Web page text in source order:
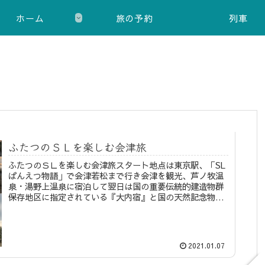
ホーム 旅の予約 列車
ふたつのＳＬを楽しむ会津旅
ふたつのＳＬを楽しむ会津旅スタート地点は東京駅、「SL
ばんえつ物語」で会津若松まで行き会津を観光、芦ノ牧温
泉・湯野上温泉に宿泊して翌日は国の重要伝統的建造物群
保存地区に指定されている『大内宿』と国の天然記念物に
2021.01.07